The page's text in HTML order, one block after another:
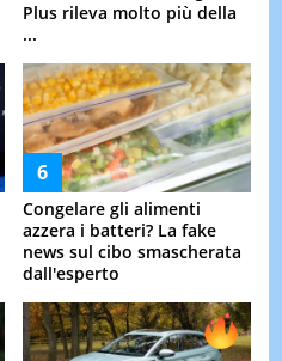
Plus rileva molto più della
...
Congelare gli alimenti
azzera i batteri? La fake
news sul cibo smascherata
dall'esperto